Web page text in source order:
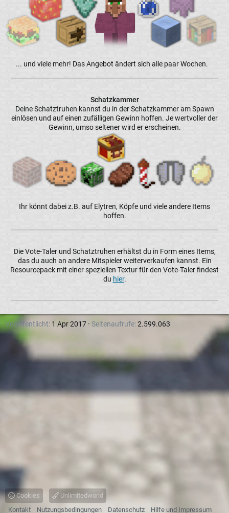
... und viele mehr! Das Angebot ändert sich alle paar Wochen.
Schatzkammer
Deine Schatztruhen kannst du in der Schatzkammer am Spawn
einlösen und auf einen zufälligen Gewinn hoffen. Je wertvoller der
Gewinn, umso seltener wird er erscheinen.
Ihr könnt dabei z.B. auf Elytren, Köpfe und viele andere Items
hoffen.
Die Vote-Taler und Schatztruhen erhältst du in Form eines Items,
das du auch an andere Mitspieler weiterverkaufen kannst. Ein
Resourcepack mit einer speziellen Textur für den Vote-Taler findest
du hier.
Veröffentlicht 1 Apr 2017 Seitenaufrufe 2.599.063
Cookies
Unlimitedworld
Kontakt
Nutzungsbedingungen Datenschutz
Hilfe und Impressum